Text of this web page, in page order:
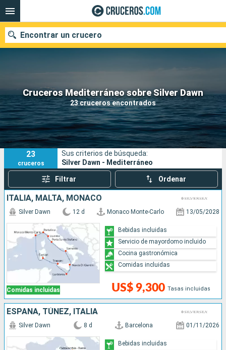
Cruceros Mediterráneo sobre Silver Dawn
23 cruceros encontrados
Encontrar un crucero
Nuestros destinos
Fecha de salida
Puertos Compañías
Buscar
23
cruceros
Sus criterios de búsqueda:
Silver Dawn - Mediterráneo
Filtrar Ordenar
ITALIA, MALTA, MONACO
Comidas incluidas
Silver Dawn 12 d Monaco Monte-Carlo 13/05/2028
US$ 9,300 Tasas incluidas
Bebidas incluidas
Servicio de mayordomo incluido
Cocina gastronómica
Comidas incluidas
ESPAÑA, TÚNEZ, ITALIA
Silver Dawn 8 d Barcelona 01/11/2026
Bebidas incluidas